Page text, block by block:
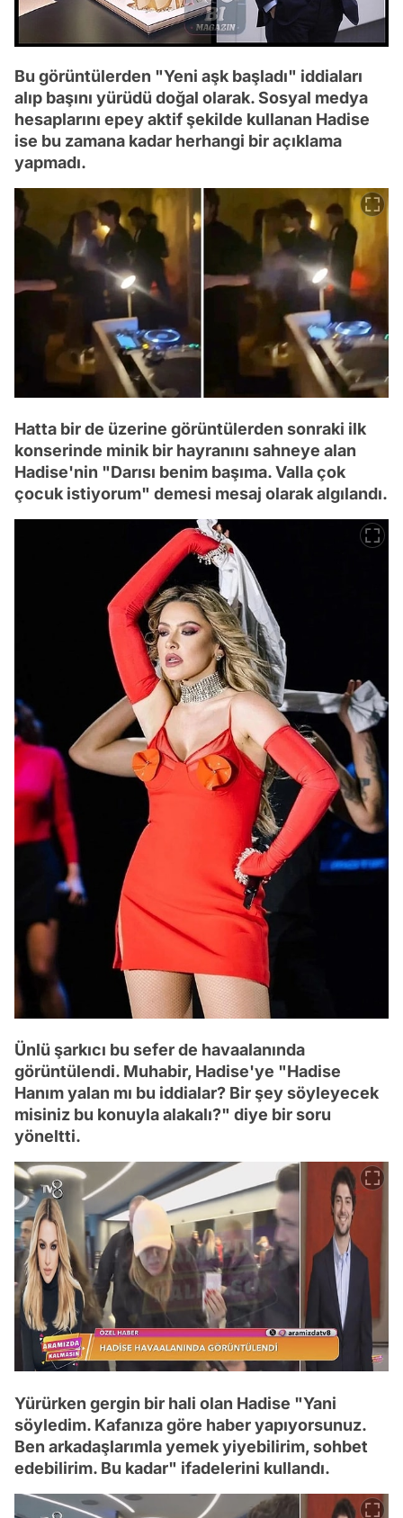
Bu görüntülerden "Yeni aşk başladı" iddiaları
alıp başını yürüdü doğal olarak. Sosyal medya
hesaplarını epey aktif şekilde kullanan Hadise
ise bu zamana kadar herhangi bir açıklama
yapmadı.
Hatta bir de üzerine görüntülerden sonraki ilk
konserinde minik bir hayranını sahneye alan
Hadise'nin "Darısı benim başıma. Valla çok
çocuk istiyorum" demesi mesaj olarak algılandı.
Ünlü şarkıcı bu sefer de havaalanında
görüntülendi. Muhabir, Hadise'ye "Hadise
Hanım yalan mı bu iddialar? Bir şey söyleyecek
misiniz bu konuyla alakalı?" diye bir soru
yöneltti.
Yürürken gergin bir hali olan Hadise "Yani
söyledim. Kafanıza göre haber yapıyorsunuz.
Ben arkadaşlarımla yemek yiyebilirim, sohbet
edebilirim. Bu kadar" ifadelerini kullandı.